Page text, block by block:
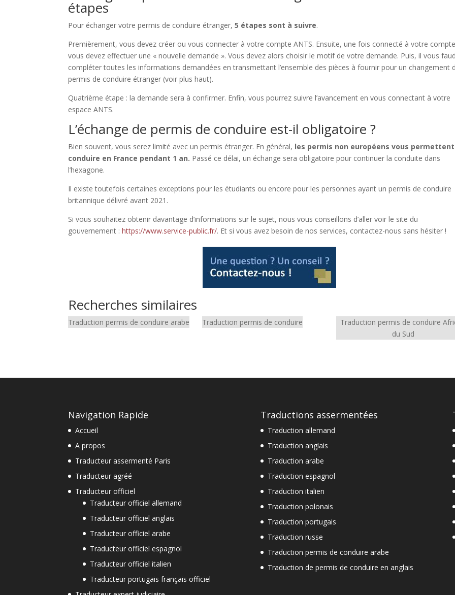
étapes
Pour échanger votre permis de conduire étranger,5 étapes sont à suivre.
Premièrement, vous devez créer ou vous connecter à votre compte ANTS. Ensuite, une fois connecté à votre
vous devez effectuer une « nouvelle demande ». Vous devez alors choisir le motif de votre demande. Puis, il vous
compléter toutes les informations demandées en transmettant l’ensemble des pièces à fournir pour un changement
permis de conduire étranger (voir plus haut).
Quatrième étape : la demande sera à confirmer. Enfin, vous pourrez suivre l’avancement en vous connectant à votre
espace ANTS.
L’échange de permis de conduire est-il obligatoire ?
Bien souvent, vous serez limité avec un permis étranger. En général, les permis non européens vous
conduire en France pendant 1 an. Passé ce délai, un échange sera obligatoire pour continuer la conduite dans
l’hexagone.
Il existe toutefois certaines exceptions pour les étudiants ou encore pour les personnes ayant un permis de conduire
britannique délivré avant 2021.
Si vous souhaitez obtenir davantage d’informations sur le sujet, nous vous conseillons d’aller voir le site du
gouvernement :https://www.service-public.fr/. Et si vous avez besoin de nos services, contactez-nous sans hésiter !
Recherches similaires
Traduction permis de conduire arabe Traduction permis de conduire
Traduction permis de conduire
du Sud
Navigation Rapide
Accueil
A propos
Traducteur assermenté Paris
Traducteur agréé
Traducteur officiel
Traducteur officiel allemand
Traducteur officiel anglais
Traducteur officiel arabe
Traducteur officiel espagnol
Traducteur officiel italien
Traducteur portugais français officiel
Traductions assermentées
Traduction allemand
Traduction anglais
Traduction arabe
Traduction espagnol
Traduction italien
Traduction polonais
Traduction portugais
Traduction russe
Traduction permis de conduire arabe
Traduction de permis de conduire en anglais